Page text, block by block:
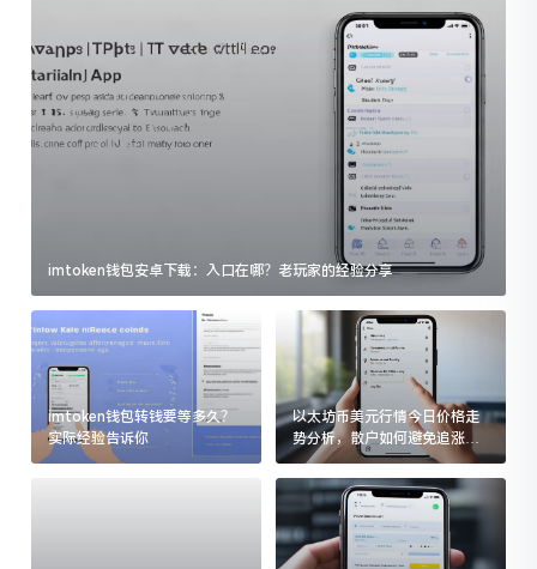
imtoken钱包安卓下载：入口在哪？老玩家的经验分享
imtoken钱包转钱要等多久？
实际经验告诉你
以太坊币美元行情今日价格走
势分析，散户如何避免追涨杀
跌被套牢